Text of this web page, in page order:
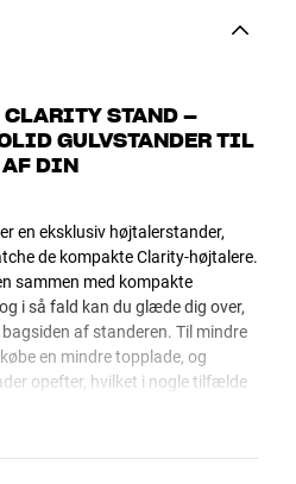
STAND –
GULVSTANDER TIL
DIN
en eksklusiv højtalerstander,
de kompakte Clarity-højtalere.
sammen med kompakte
i så fald kan du glæde dig over,
af standeren. Til mindre
en mindre topplade, og
opefter, hvilket i nogle tilfælde
udført i aluminium og stål,